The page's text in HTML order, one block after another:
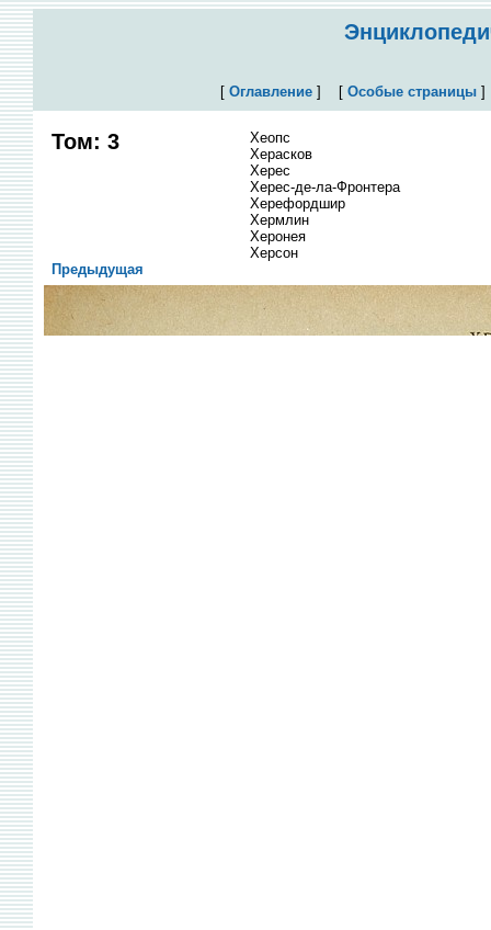
[ Оглавление] [ Особые страницы
Том: 3
Хеопс
Херасков
Херес
Херес-де-ла-Фронтера
Херефордшир
Хермлин
Херонея
Херсон
Предыдущая